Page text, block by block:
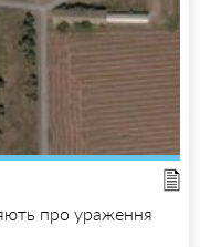
про ураження